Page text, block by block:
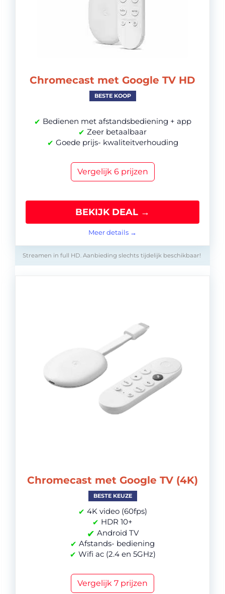
Chromecast met Google TV HD
BESTE KOOP
✔ Bedienen met afstandsbediening + app
✔ Zeer betaalbaar
✔ Goede prijs- kwaliteitverhouding
Vergelijk 6 prijzen
BEKIJK DEAL →
Meer details →
Streamen in full HD. Aanbieding slechts tijdelijk beschikbaar!
Chromecast met Google TV (4K)
BESTE KEUZE
✔ 4K video (60fps)
✔ HDR 10+
✔ Android TV
✔ Afstands- bediening
✔ Wifi ac (2.4 en 5GHz)
Vergelijk 7 prijzen